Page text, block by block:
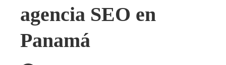
agencia SEO en
Panamá